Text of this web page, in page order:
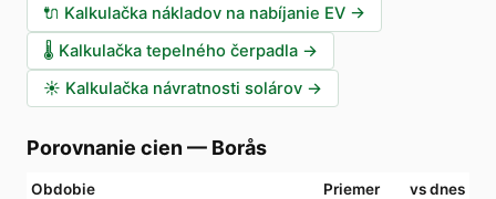
🔌 Kalkulačka nákladov na nabíjanie EV →
🌡️ Kalkulačka tepelného čerpadla →
☀️ Kalkulačka návratnosti solárov →
Porovnanie cien — Borås
Obdobie Priemer vs dnes